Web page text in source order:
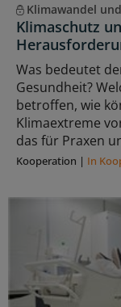
Klimawandel
Klimaschutz
Was bedeutet
Gesundheit?
betroffen, wie
Klimaextreme
das für Praxen
Kooperation | In